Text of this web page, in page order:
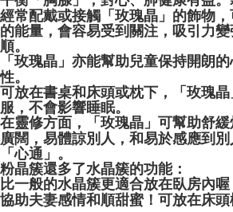
經常配戴或接觸「玫瑰晶」的飾物
的能量，會容易受到關注，吸引力變
順。
「玫瑰晶」亦能幫助兒童保持開朗
性。
可放在書桌和床頭或枕下，「玫瑰
服，不會影響睡眠。
在靈修方面，「玫瑰晶」可幫助舒
廣闊，易體諒別人，和易於感應到
「心通」。
粉晶簇還多了水晶簇的功能：
比一般的水晶簇更適合放在臥房內喔
協助夫妻感情和順甜蜜！可放在床頭